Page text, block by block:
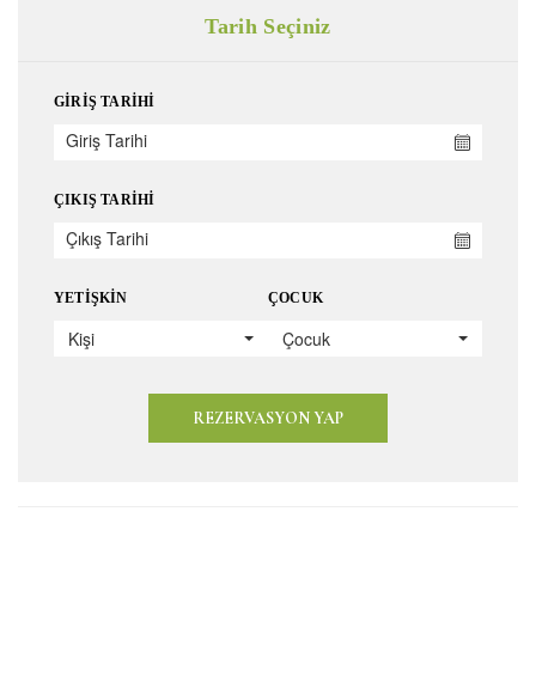
Tarih Seçiniz
GIRIŞ TARIHI
ÇIKIŞ TARIHI
YETIŞKIN
Kişi
ÇOCUK
Çocuk
REZERVASYON YAP